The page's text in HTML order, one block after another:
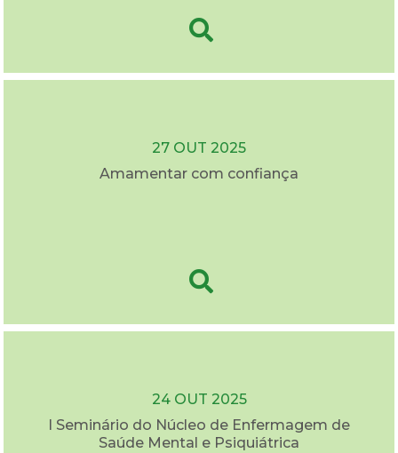
27 OUT 2025
Amamentar com confiança
24 OUT 2025
I Seminário do Núcleo de Enfermagem de
Saúde Mental e Psiquiátrica